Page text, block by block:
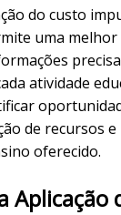
do custo
uma melhor
atividade
de recursos
oferecido.
Aplicação